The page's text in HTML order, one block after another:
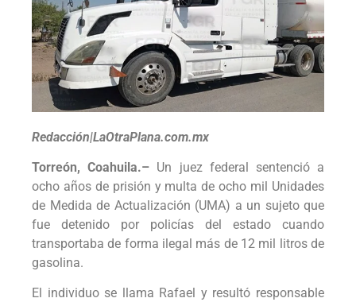
Redacción|LaOtraPlana.com.mx
Torreón, Coahuila.– Un juez federal sentenció a
ocho años de prisión y multa de ocho mil Unidades
de Medida de Actualización (UMA) a un sujeto que
fue detenido por policías del estado cuando
transportaba de forma ilegal más de 12 mil litros de
gasolina.
El individuo se llama Rafael y resultó responsable